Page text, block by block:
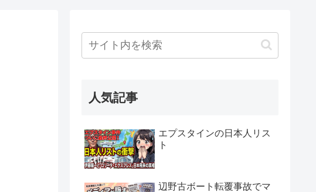
人気記事
エプスタインの日本人リス
ト
辺野古ボート転覆事故でマ